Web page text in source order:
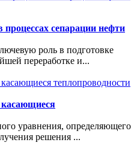
процессах сепарации нефти
роль в подготовке
переработке и...
уравнения, определяющего
решения ...